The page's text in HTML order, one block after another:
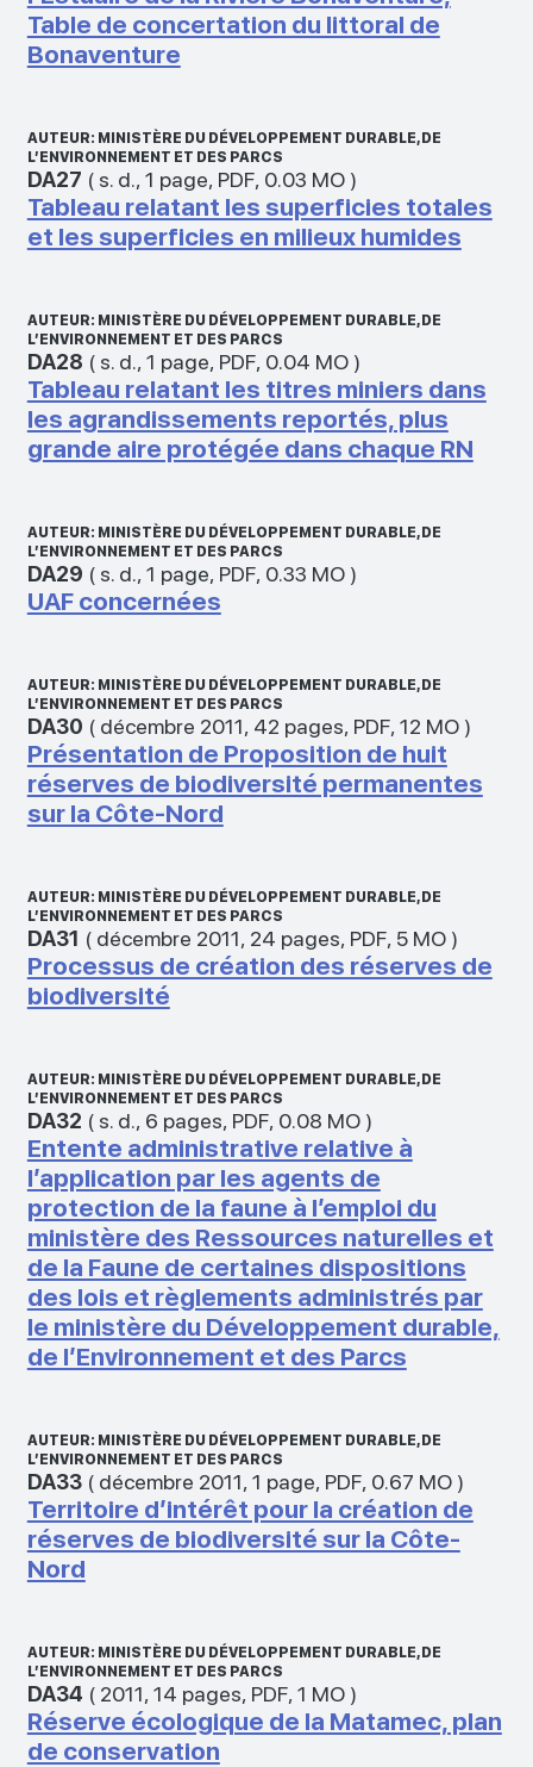
Table de concertation du littoral de
Bonaventure
AUTEUR: MINISTÈRE DU DÉVELOPPEMENT DURABLE, DE
L’ENVIRONNEMENT ET DES PARCS
DA27 ( s. d., 1 page, PDF, 0.03 MO)
Tableau relatant les superficies totales
et les superficies en milieux humides
AUTEUR: MINISTÈRE DU DÉVELOPPEMENT DURABLE, DE
L’ENVIRONNEMENT ET DES PARCS
DA28 ( s. d., 1 page, PDF, 0.04 MO)
Tableau relatant les titres miniers dans
les agrandissements reportés, plus
grande aire protégée dans chaque RN
AUTEUR: MINISTÈRE DU DÉVELOPPEMENT DURABLE, DE
L’ENVIRONNEMENT ET DES PARCS
DA29 ( s. d., 1 page, PDF, 0.33 MO)
UAF concernées
AUTEUR: MINISTÈRE DU DÉVELOPPEMENT DURABLE, DE
L’ENVIRONNEMENT ET DES PARCS
DA30 ( décembre 2011, 42 pages, PDF, 12 MO)
Présentation de Proposition de huit
réserves de biodiversité permanentes
sur la Côte-Nord
AUTEUR: MINISTÈRE DU DÉVELOPPEMENT DURABLE, DE
L’ENVIRONNEMENT ET DES PARCS
DA31 ( décembre 2011, 24 pages, PDF, 5 MO)
Processus de création des réserves de
biodiversité
AUTEUR: MINISTÈRE DU DÉVELOPPEMENT DURABLE, DE
L’ENVIRONNEMENT ET DES PARCS
DA32 ( s. d., 6 pages, PDF, 0.08 MO)
Entente administrative relative à
l’application par les agents de
protection de la faune à l’emploi du
ministère des Ressources naturelles et
de la Faune de certaines dispositions
des lois et règlements administrés par
le ministère du Développement durable,
de l’Environnement et des Parcs
AUTEUR: MINISTÈRE DU DÉVELOPPEMENT DURABLE, DE
L’ENVIRONNEMENT ET DES PARCS
DA33( décembre 2011, 1 page, PDF, 0.67 MO)
Territoire d’intérêt pour la création de
réserves de biodiversité sur la Côte-
Nord
AUTEUR: MINISTÈRE DU DÉVELOPPEMENT DURABLE, DE
L’ENVIRONNEMENT ET DES PARCS
DA34 ( 2011, 14 pages, PDF, 1 MO)
Réserve écologique de la Matamec, plan
de conservation